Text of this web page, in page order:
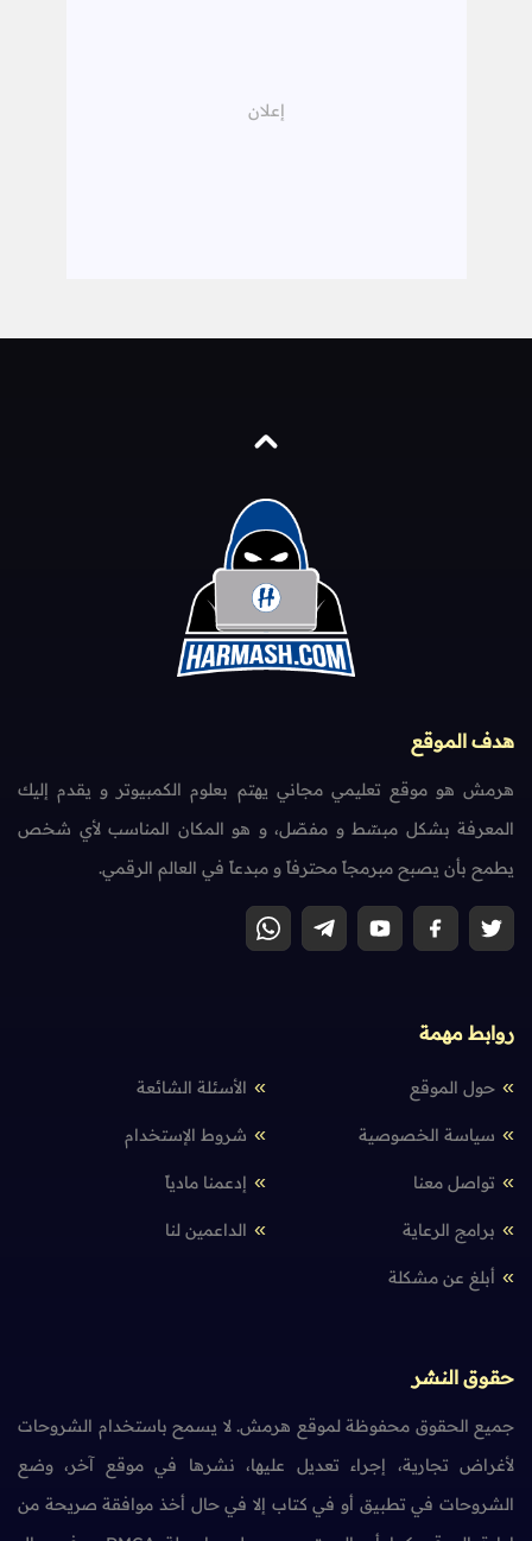
هدف الموقع
هرمش هو موقع تعليمي مجاني يهتم بعلوم الكمبيوتر و يقدم إليك
المعرفة بشكل مبسّط و مفصّل، و هو المكان المناسب لأي شخص
يطمح بأن يصبح مبرمجاً محترفاً و مبدعاً في العالم الرقمي.
روابط مهمة
حول الموقع الأسئلة الشائعة
سياسة الخصوصية شروط الإستخدام
تواصل معنا إدعمنا مادياً
برامج الرعاية الداعمين لنا
أبلغ عن مشكلة
حقوق النشر
جميع الحقوق محفوظة لموقع هرمش. لا يسمح باستخدام الشروحات
لأغراض تجارية، إجراء تعديل عليها، نشرها في موقع آخر، وضع
الشروحات في تطبيق أو في كتاب إلا في حال أخذ موافقة صريحة من